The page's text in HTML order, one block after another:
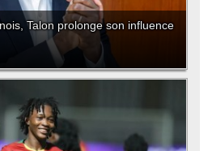
Talon prolonge son influence